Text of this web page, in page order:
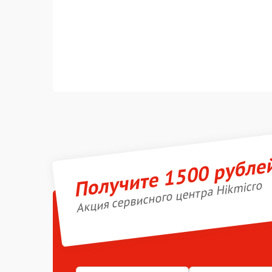
Получите 1500
Акция сервисного центра Hikmicro